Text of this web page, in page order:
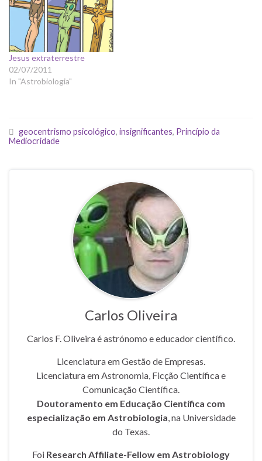
Jesus extraterrestre
02/07/2011
In "Astrobiologia"
geocentrismo psicológico, insignificantes, Princípio da
Mediocridade
Carlos Oliveira
Carlos F. Oliveira é astrónomo e educador científico.
Licenciatura em Gestão de Empresas.
Licenciatura em Astronomia, Ficção Científica e
Comunicação Científica.
Doutoramento em Educação Científica com
especialização em Astrobiologia, na Universidade
do Texas.
Foi Research Affiliate-Fellow em Astrobiology